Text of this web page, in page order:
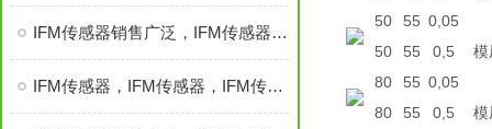
IFM传感器销售广泛，IFM传感器，IFM传感器
IFM传感器，IFM传感器，IFM传感器，IFM传感器*销售
50
55 0,05
50
55 0,5
模
80
55 0,05
80
55 0,5
模